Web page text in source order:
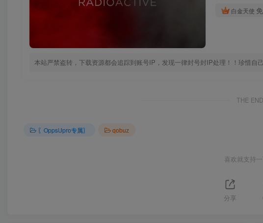
白金天使
本站严禁盗转，下载资源都会追踪到账号IP，发现一律封号封IP处理！！珍惜自
THE END
〖OppsUpro专属〗 qobuz
喜欢就支持
分享